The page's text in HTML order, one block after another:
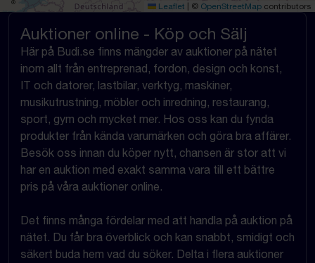
Leaflet | © OpenStreetMap contributors
Auktioner online - Köp och Sälj
Här på Budi.se finns mängder av auktioner på nätet
inom allt från entreprenad, fordon, design och konst,
IT och datorer, lastbilar, verktyg, maskiner,
musikutrustning, möbler och inredning, restaurang,
sport, gym och mycket mer. Hos oss kan du fynda
produkter från kända varumärken och göra bra affärer.
Besök oss innan du köper nytt, chansen är stor att vi
har en auktion med exakt samma vara till ett bättre
pris på våra auktioner online.
Det finns många fördelar med att handla på auktion på
nätet. Du får bra överblick och kan snabbt, smidigt och
säkert buda hem vad du söker. Delta i flera auktioner